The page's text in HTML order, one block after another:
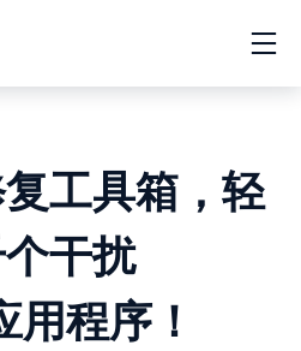
工具箱，轻
干扰
程序！